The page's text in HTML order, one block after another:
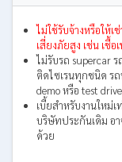
ไม่ใช้รับจ้างหรือให้
เสี่ยงภัยสูง เช่น เชื้อ
ไม่รับรถ supercar
ติดไซเรนทุกชนิด ร
demo หรือ test drive
เบี้ยสำหรับงานใหม่
บริษัทประกันเดิม อ
ด้วย